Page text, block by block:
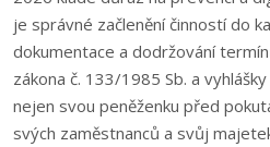
je správné začlenění činností do
dokumentace a dodržování
zákona č. 133/1985 Sb. a
nejen svou peněženku před
svých zaměstnanců a svůj